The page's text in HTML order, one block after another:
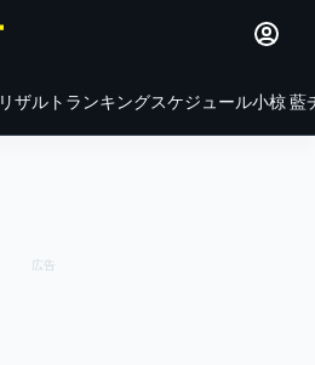
リザルト ランキングスケジュール小椋 藍